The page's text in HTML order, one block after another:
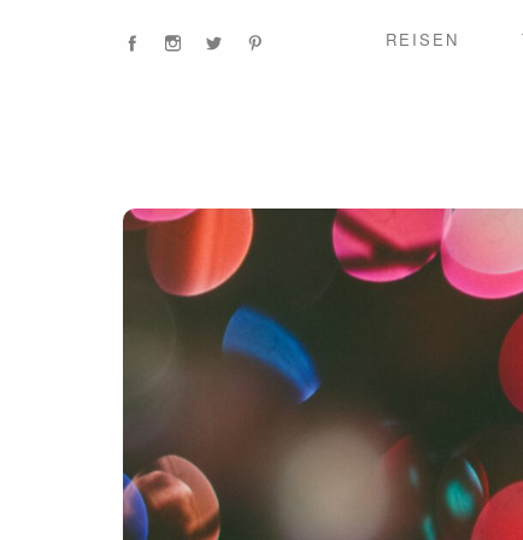
REISEN